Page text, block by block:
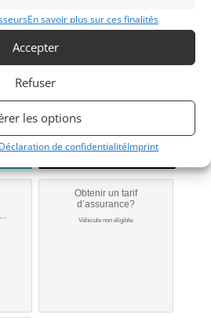
En savoir plus sur ces finalités
Accepter
Refuser
les options
Déclaration de confidentialitéImprint
mon annonce
par mail
Obtenir un tarif
d’assurance?
Véhicule non éligible.